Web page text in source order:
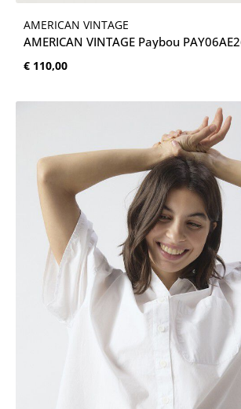
AMERICAN VINTAGE
AMERICAN VINTAGE Paybou
Normale prijs:
€ 110,00